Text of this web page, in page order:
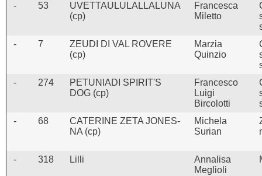
-
53
UVETTAULULALLALUNA
(cp)
Francesca
Miletto
-
7
ZEUDI DI VAL ROVERE
(cp)
Marzia
Quinzio
-
274
PETUNIADI SPIRIT'S
DOG (cp)
Francesco
Luigi
Bircolotti
-
68
CATERINE ZETA JONES-
NA (cp)
Michela
Surian
- 318 Lilli
Annalisa
Meglioli